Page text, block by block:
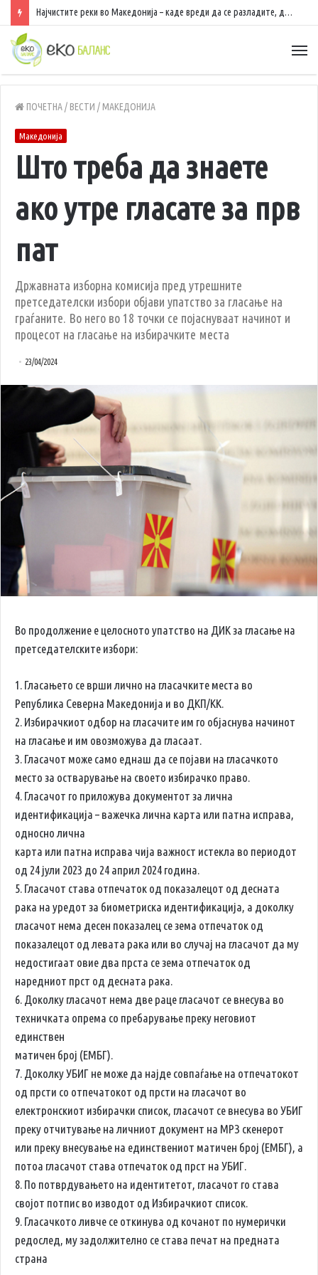
Најчистите реки во Македонија – каде вреди да се разладите, да уживате во природа и да рибарите
ПОЧЕТНА/ ВЕСТИ / МАКЕДОНИЈА
Македонија
Што треба да знаете
ако утре гласате за прв
пат
Државната изборна комисија пред утрешните
претседателски избори објави упатство за гласање на
граѓаните. Во него во 18 точки се појаснуваат начинот и
процесот на гласање на избирачките места
23/04/2024
Во продолжение е целосното упатство на ДИК за гласање на
претседателските избори:
1. Гласањето се врши лично на гласачките места во
Република Северна Македонија и во ДКП/КК.
2. Избирачкиот одбор на гласачите им го објаснува начинот
на гласање и им овозможува да гласаат.
3. Гласачот може само еднаш да се појави на гласачкото
место за остварување на своето избирачко право.
4. Гласачот го приложува документот за лична
идентификација – важечка лична карта или патна исправа,
односно лична
карта или патна исправа чија важност истекла во периодот
од 24 јули 2023 до 24 април 2024 година.
5. Гласачот става отпечаток од показалецот од десната
рака на уредот за биометриска идентификација, а доколку
гласачот нема десен показалец се зема отпечаток од
показалецот од левата рака или во случај на гласачот да му
недостигаат овие два прста се зема отпечаток од
наредниот прст од десната рака.
6. Доколку гласачот нема две раце гласачот се внесува во
техничката опрема со пребарување преку неговиот
единствен
матичен број (ЕМБГ).
7. Доколку УБИГ не може да најде совпаѓање на отпечатокот
од прсти со отпечатокот од прсти на гласачот во
електронскиот избирачки список, гласачот се внесува во УБИГ
преку отчитување на личниот документ на МРЗ скенерот
или преку внесување на единствениот матичен број (ЕМБГ), а
потоа гласачот става отпечаток од прст на УБИГ.
8. По потврдувањето на идентитетот, гласачот го става
својот потпис во изводот од Избирачкиот список.
9. Гласачкото ливче се откинува од кочанот по нумерички
редослед, му задолжително се става печат на предната
страна